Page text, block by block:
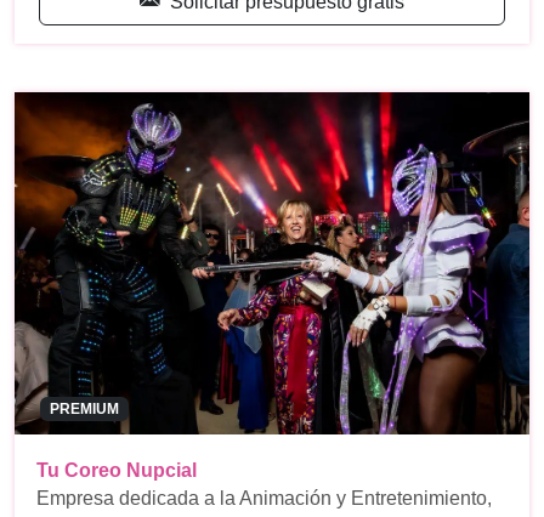
PREMIUM
Tu Coreo Nupcial
Empresa dedicada a la Animación y Entretenimiento,